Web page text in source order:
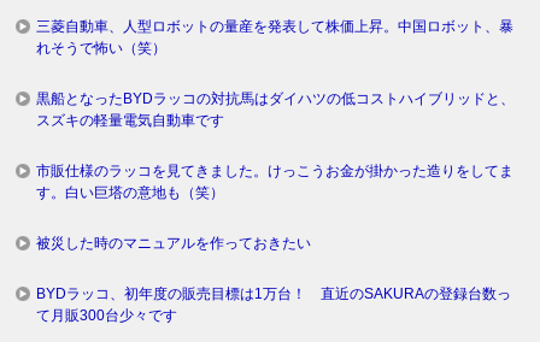
三菱自動車、人型ロボットの量産を発表して株価上昇。中国ロボット、暴
れそうで怖い（笑）
黒船となったBYDラッコの対抗馬はダイハツの低コストハイブリッドと、
スズキの軽量電気自動車です
市販仕様のラッコを見てきました。けっこうお金が掛かった造りをしてま
す。白い巨塔の意地も（笑）
被災した時のマニュアルを作っておきたい
BYDラッコ、初年度の販売目標は1万台！ 直近のSAKURAの登録台数っ
て月販300台少々です